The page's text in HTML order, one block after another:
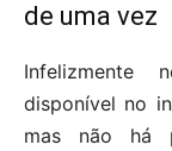
de uma vez
Infelizmente
disponível no
mas não há